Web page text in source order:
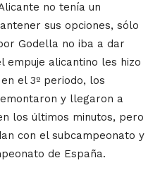
no tenía un
sus opciones, sólo
Godella no iba a dar
empuje alicantino les hizo
el 3º periodo, los
y llegaron a
los últimos minutos, pero
con el subcampeonato y
de España.